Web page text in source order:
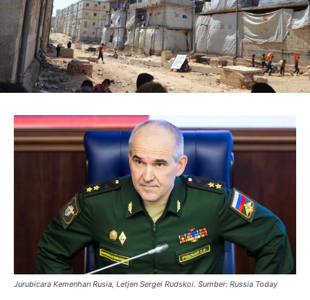
Jurubicara Kemenhan Rusia, Letjen Sergei Rudskoi. Sumber: Russia Today